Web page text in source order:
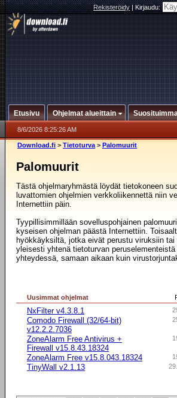
Rekisteröidy|Kirjaudu:
Etusivu Ohjelmat alueittain
8/6/2026 8:25:26 AM
Download.fi > Tietoturva > Palomuurit
Palomuurit
Tästä ohjelmaryhmästä löydät tietokoneen
luvattomien ohjelmien verkkoliikennettä niin
Internettiin päin.
Tyypillisimmillään sovelluspohjainen
kyseisen ohjelman päästä Internettiin.
hyökkäyksiltä, jotka eivät perustu viruksiin
yleisesti yhtenä tietoturvan
yhteydessä, samaan aikaan kuin
Uusimmat ohjelmat
NxFilter v4.3.8.1
Comodo Firewall (32/64-bit)
v12.2.2.7036
ZoneAlarm Free Antivirus +
Firewall v15.8.43.18324
ZoneAlarm Free v15.8.043.18324
TinyWall v2.1.13